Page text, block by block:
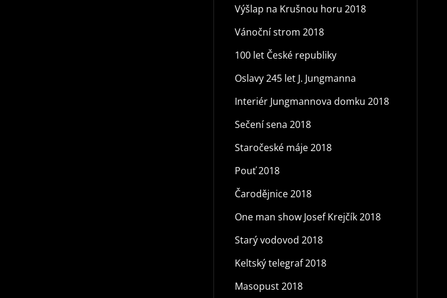
Výšlap na Krušnou horu 2018
Vánoční strom 2018
100 let České republiky
Oslavy 245 let J. Jungmanna
Interiér Jungmannova domku 2018
Sečení sena 2018
Staročeské máje 2018
Pouť 2018
Čarodějnice 2018
One man show Josef Krejčík 2018
Starý vodovod 2018
Keltský telegraf 2018
Masopust 2018